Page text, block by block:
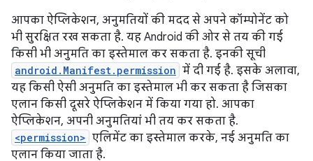
आपका ऐप्लिकेशन, अनुमतियों की मदद से अपने कॉम्पोनेंट को
भी सुरक्षित रख सकता है. यह Android की ओर से तय की गई
किसी भी अनुमति का इस्तेमाल कर सकता है. इनकी सूची
android.Manifest.permission में दी गई है. इसके अलावा,
यह किसी ऐसी अनुमति का इस्तेमाल भी कर सकता है जिसका
एलान किसी दूसरे ऐप्लिकेशन में किया गया हो. आपका
ऐप्लिकेशन, अपनी अनुमतियां भी तय कर सकता है.
<permission> एलिमेंट का इस्तेमाल करके, नई अनुमति का
एलान किया जाता है.